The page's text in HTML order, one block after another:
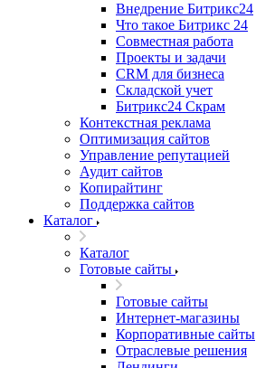
Внедрение Битрикс24
Что такое Битрикс 24
Совместная работа
Проекты и задачи
СRМ для бизнеса
Складской учет
Битрикс24 Скрам
Контекстная реклама
Оптимизация сайтов
Управление репутацией
Аудит сайтов
Копирайтинг
Поддержка сайтов
Каталог
Каталог
Готовые сайты
Готовые сайты
Интернет-магазины
Корпоративные сайты
Отраслевые решения